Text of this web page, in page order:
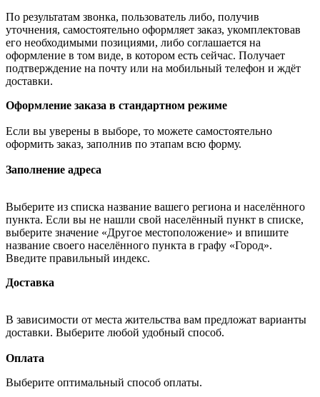
По результатам звонка, пользователь либо, получив
уточнения, самостоятельно оформляет заказ, укомплектовав
его необходимыми позициями, либо соглашается на
оформление в том виде, в котором есть сейчас. Получает
подтверждение на почту или на мобильный телефон и ждёт
доставки.
Оформление заказа в стандартном режиме
Если вы уверены в выборе, то можете самостоятельно
оформить заказ, заполнив по этапам всю форму.
Заполнение адреса
Выберите из списка название вашего региона и населённого
пункта. Если вы не нашли свой населённый пункт в списке,
выберите значение «Другое местоположение» и впишите
название своего населённого пункта в графу «Город».
Введите правильный индекс.
Доставка
В зависимости от места жительства вам предложат варианты
доставки. Выберите любой удобный способ.
Оплата
Выберите оптимальный способ оплаты.